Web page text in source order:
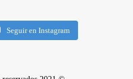
Seguir en Instagram